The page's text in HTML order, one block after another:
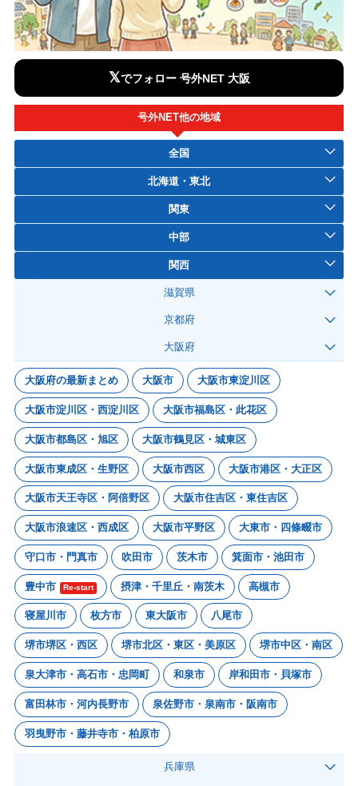
𝕏でフォロー 号外NET 大阪
号外NET他の地域
全国
北海道・東北
関東
中部
関西
滋賀県
京都府
大阪府
大阪府の最新まとめ 大阪市 大阪市東淀川区
大阪市淀川区・西淀川区 大阪市福島区・此花区
大阪市都島区・旭区 大阪市鶴見区・城東区
大阪市東成区・生野区 大阪市西区 大阪市港区・大正区
大阪市天王寺区・阿倍野区 大阪市住吉区・東住吉区
大阪市浪速区・西成区 大阪市平野区 大東市・四條畷市
守口市・門真市 吹田市 茨木市 箕面市・池田市
豊中市 Re-start 摂津・千里丘・南茨木 高槻市
寝屋川市 枚方市 東大阪市 八尾市
堺市堺区・西区 堺市北区・東区・美原区 堺市中区・南区
泉大津市・高石市・忠岡町 和泉市 岸和田市・貝塚市
富田林市・河内長野市 泉佐野市・泉南市・阪南市
羽曳野市・藤井寺市・柏原市
兵庫県